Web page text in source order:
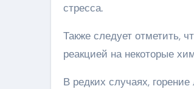
стресса.
Также следует отметить,
реакцией на некоторые
В редких случаях,